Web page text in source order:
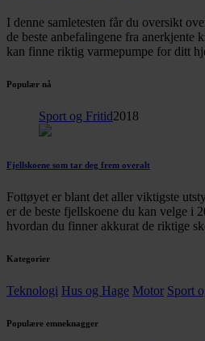
I denne samletesten får du oversikt
de beste anbefalingene fra anerkjente
kan finne riktig varmepumpe for ditt
Populær nå
Sport og Fritid2018
Fjellskoene som tar deg frem overalt
Fottøyet er blant det aller viktigste
er de beste fjellskoene du kan velge i
hvordan du finner akkurat de riktige
Kategorier
Teknologi Hus og Hage Motor Sport
Populære emneknagger